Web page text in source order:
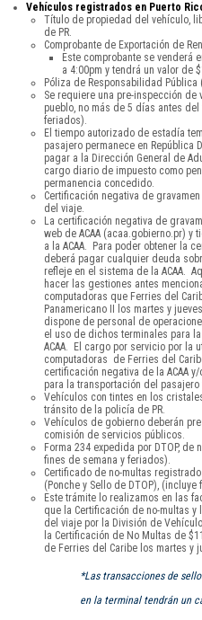
Vehículos registrados en Puerto
Título de propiedad del vehículo,
de PR.
Comprobante de Exportación de
Este comprobante se venderá
a 4:00pm y tendrá un valor de
Póliza de Responsabilidad Pública
Se requiere una pre-inspección
pueblo, no más de 5 días antes
feriados).
El tiempo autorizado de estadía
pasajero permanece en República
pagar a la Dirección General de
cargo diario de impuesto como
permanencia concedido.
Certificación negativa de
del viaje.
La certificación negativa de
web de ACAA (acaa.gobierno.pr) y
a la ACAA. Para poder obtener la
deberá pagar cualquier deuda
refleje en el sistema de la ACAA.
hacer las gestiones antes
computadoras que Ferries del
Panamericano II los martes y
dispone de personal de
el uso de dichos terminales para
ACAA. El cargo por servicio por la
computadoras de Ferries del
certificación negativa de la ACAA
para la transportación del
Vehículos con tintes en los
tránsito de la policía de PR.
Vehículos de gobierno deberán
comisión de servicios públicos.
Forma 234 expedida por DTOP,
fines de semana y feriados).
Certificado de no-multas
(Ponche y Sello de DTOP),
Este trámite lo realizamos en las
que la Certificación de no-multas
del viaje por la División de
la Certificación de No Multas de
de Ferries del Caribe los martes y
*Las transacciones de
en la terminal tendrán un